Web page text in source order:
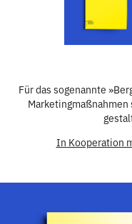
Für das sogenannte
In Kooperation